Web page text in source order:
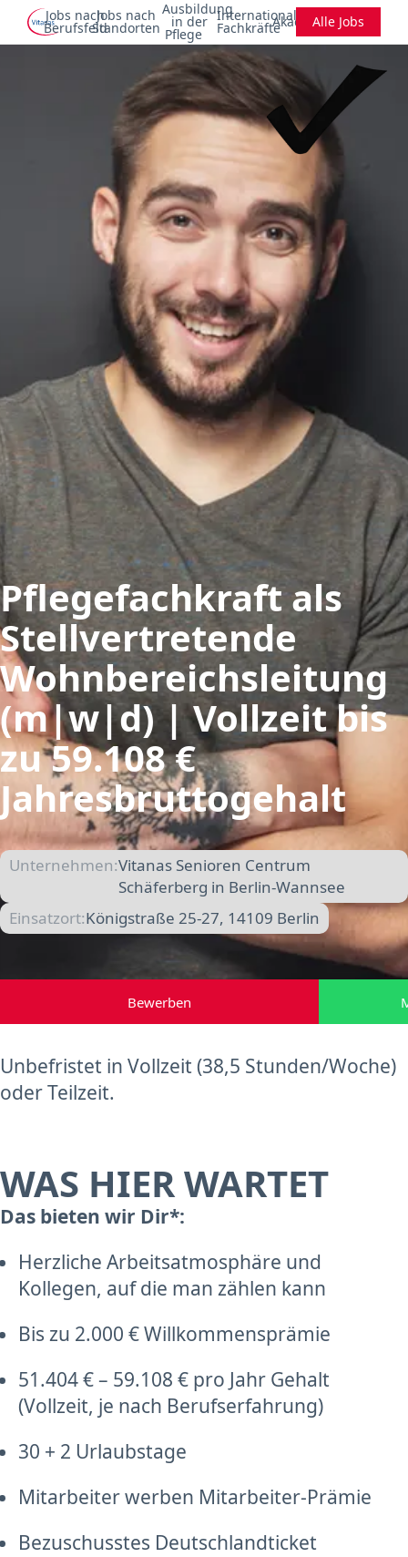
Jobs nach
Berufsfeld
Jobs nach
Standorten
Ausbildung
in der
Pflege
Internationale
FachkräfteAkademieAlle Jobs
Pflegefachkraft als
Stellvertretende
Wohnbereichsleitung
(m|w|d) | Vollzeit bis
zu 59.108 €
Jahresbruttogehalt
Unternehmen:Vitanas Senioren Centrum
Schäferberg in Berlin-Wannsee
Einsatzort:Königstraße 25-27, 14109 Berlin
Bewerben
Unbefristet in Vollzeit (38,5 Stunden/Woche)
oder Teilzeit.
WAS HIER WARTET
Das bieten wir Dir*:
Herzliche Arbeitsatmosphäre und
Kollegen, auf die man zählen kann
Bis zu 2.000 € Willkommensprämie
51.404 € – 59.108 € pro Jahr Gehalt
(Vollzeit, je nach Berufserfahrung)
30 + 2 Urlaubstage
Mitarbeiter werben Mitarbeiter-Prämie
Bezuschusstes Deutschlandticket